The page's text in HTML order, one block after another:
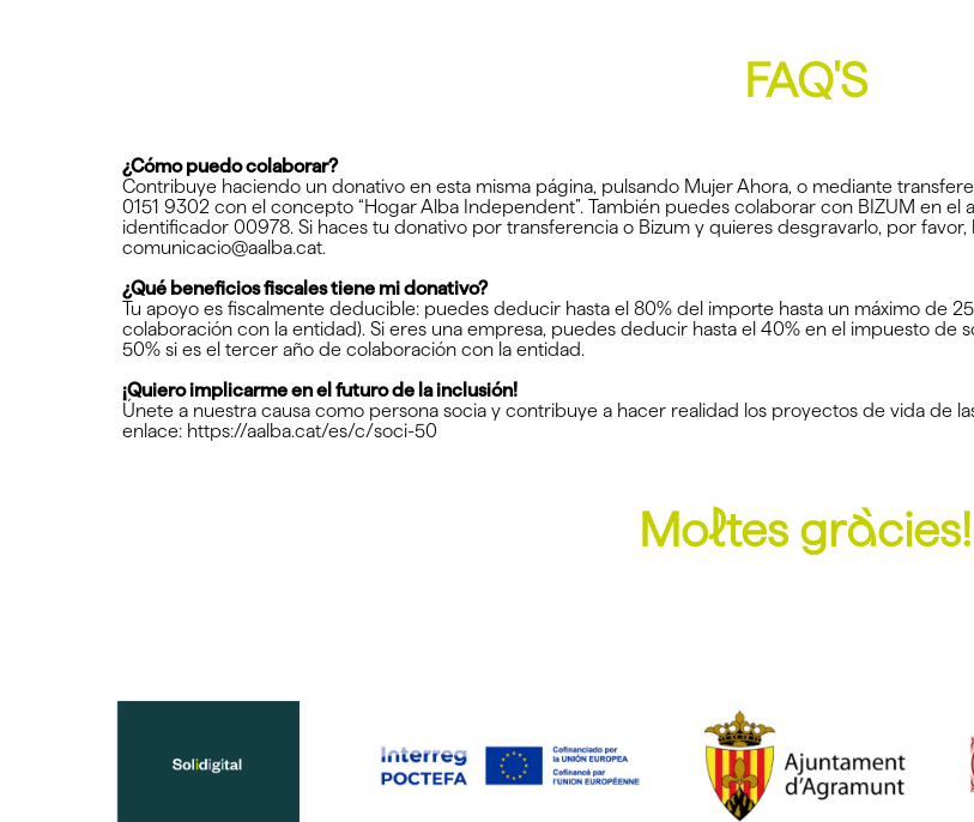
FAQ'S
¿Cómo puedo colaborar?
Contribuye haciendo un donativo en esta misma página, pulsando Mujer Ahora, o mediante
0151 9302 con el concepto “Hogar Alba Independent”. También puedes colaborar con BIZUM en el
identificador 00978. Si haces tu donativo por transferencia o Bizum y quieres desgravarlo, por favor,
comunicacio@aalba.cat.
¿Qué beneficios fiscales tiene mi donativo?
Tu apoyo es fiscalmente deducible: puedes deducir hasta el 80% del importe hasta un máximo de
colaboración con la entidad). Si eres una empresa, puedes deducir hasta el 40% en el impuesto de
50% si es el tercer año de colaboración con la entidad.
¡Quiero implicarme en el futuro de la inclusión!
Únete a nuestra causa como persona socia y contribuye a hacer realidad los proyectos de vida de
enlace: https://aalba.cat/es/c/soci-50
Moltes gràcies!